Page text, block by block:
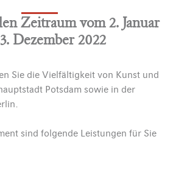
Zeitraum vom 2. Januar
Dezember 2022
Sie die Vielfältigkeit von Kunst und
Potsdam sowie in der
sind folgende Leistungen für Sie